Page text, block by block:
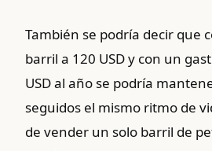
También se podría decir que
barril a 120 USD y con un
USD al año se podría
seguidos el mismo ritmo de
de vender un solo barril de